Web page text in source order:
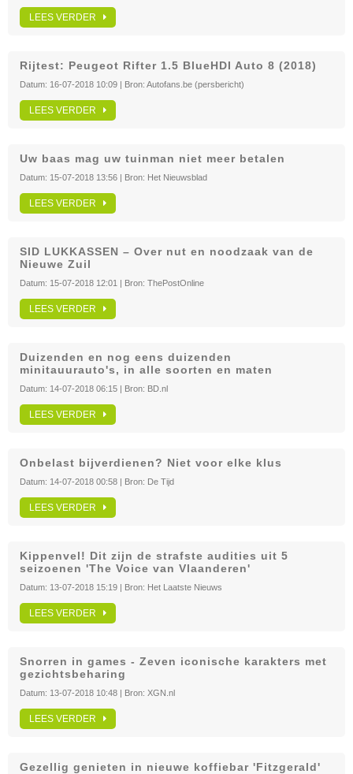
LEES VERDER
Rijtest: Peugeot Rifter 1.5 BlueHDI Auto 8 (2018)
Datum: 16-07-2018 10:09 | Bron: Autofans.be (persbericht)
LEES VERDER
Uw baas mag uw tuinman niet meer betalen
Datum: 15-07-2018 13:56 | Bron: Het Nieuwsblad
LEES VERDER
SID LUKKASSEN – Over nut en noodzaak van de
Nieuwe Zuil
Datum: 15-07-2018 12:01 | Bron: ThePostOnline
LEES VERDER
Duizenden en nog eens duizenden
minitauurauto's, in alle soorten en maten
Datum: 14-07-2018 06:15 | Bron: BD.nl
LEES VERDER
Onbelast bijverdienen? Niet voor elke klus
Datum: 14-07-2018 00:58 | Bron: De Tijd
LEES VERDER
Kippenvel! Dit zijn de strafste audities uit 5
seizoenen 'The Voice van Vlaanderen'
Datum: 13-07-2018 15:19 | Bron: Het Laatste Nieuws
LEES VERDER
Snorren in games - Zeven iconische karakters met
gezichtsbeharing
Datum: 13-07-2018 10:48 | Bron: XGN.nl
LEES VERDER
Gezellig genieten in nieuwe koffiebar 'Fitzgerald'